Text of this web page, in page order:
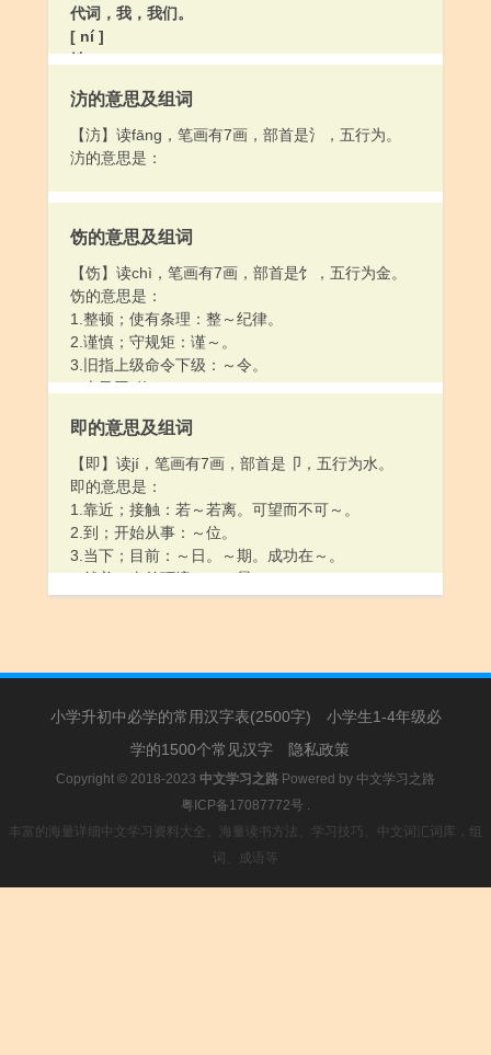
代词，我，我们。
[ ní ]
姓。
汸的意思及组词
【汸】读fāng，笔画有7画，部首是氵，五行为。
汸的意思是：
饬的意思及组词
【饬】读chì，笔画有7画，部首是饣，五行为金。
饬的意思是：
1.整顿；使有条理：整～纪律。
2.谨慎；守规矩：谨～。
3.旧指上级命令下级：～令。
4.古又同“敕”。
即的意思及组词
【即】读jí，笔画有7画，部首是卩，五行为水。
即的意思是：
1.靠近；接触：若～若离。可望而不可～。
2.到；开始从事：～位。
3.当下；目前：～日。～期。成功在～。
4.就着（当前环境）：～景。
5.姓。
8.即使：～无他方之支援，也能按期完成任务。
小学升初中必学的常用汉字表(2500字)
小学生1-4年级必
学的1500个常见汉字
隐私政策
Copyright © 2018-2023 中文学习之路 Powered by 中文学习之路
粤ICP备17087772号 .
丰富的海量详细中文学习资料大全。海量读书方法、学习技巧、中文词汇词库，组
词、成语等